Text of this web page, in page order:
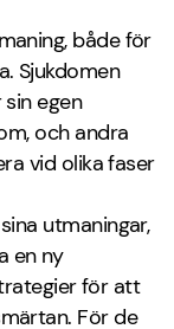
både för
Sjukdomen
egen
och andra
vid olika faser
utmaningar,
en ny
för att
För de